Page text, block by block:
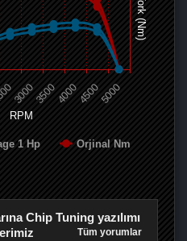
RPM
Tork (Nm)
1 Hp
Orjinal Nm
30003500400045005000
Chip Tuning yazılımı
Tüm yorumlar